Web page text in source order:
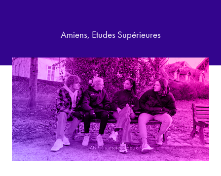
Amiens, Etudes Supérieures